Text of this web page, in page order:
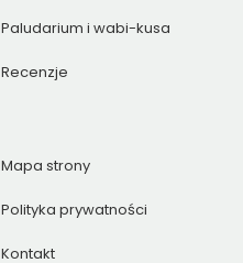
Paludarium i wabi-kusa
Recenzje
Mapa strony
Polityka prywatności
Kontakt